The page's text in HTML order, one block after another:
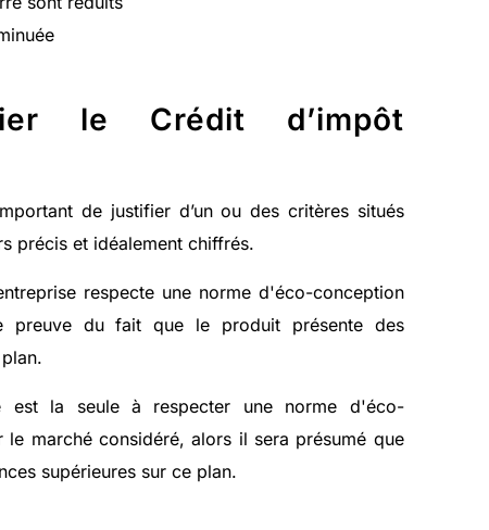
le Crédit d’impôt
de justifier d’un ou des critères situés
précis et idéalement chiffrés.
respecte une norme d'éco-conception
preuve du fait que le produit présente des
est la seule à respecter une norme d'éco-
marché considéré, alors il sera présumé que
supérieures sur ce plan.